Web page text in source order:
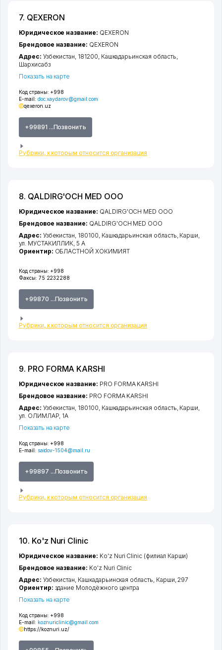
7. QEXERON
Код страны: +998
E-mail: doc.xaydarov@gmail.com
qexeron.uz
+99891 ...Позвонить
Рубрики, к которым относится организация
Юридическое название: QEXERON
Брендовое название: QEXERON
Адрес: Узбекистан, 181200, Кашкадарьинская область,
Шархисабз
Показать на карте
8. QALDIRG'OCH MED ООО
Код страны: +998
Факсы: 75 2232288
+99870 ...Позвонить
Рубрики, к которым относится организация
Юридическое название: QALDIRG'OCH MED ООО
Брендовое название: QALDIRG'OCH MED ООО
Адрес: Узбекистан, 180100, Кашкадарьинская область, Карши,
ул. МУСТАКИЛЛИК, 5 А
Ориентир: ОБЛАСТНОЙ ХОКИМИЯТ
9. PRO FORMA KARSHI
Код страны: +998
E-mail: saidov-1504@mail.ru
+99897 ...Позвонить
Рубрики, к которым относится организация
Юридическое название: PRO FORMA KARSHI
Брендовое название: PRO FORMA KARSHI
Адрес: Узбекистан, 180100, Кашкадарьинская область Карши
ул. ОЛИМЛАР , 1А
Показать на карте
10. Ko'z Nuri Clinic
Код страны: +998
E-mail: koznuriclinic@gmail.com
https://koznuri.uz/
Юридическое название: Ko'z Nuri Clinic (филиал Карши)
Брендовое название: Ko'z Nuri Clinic
Адрес: Узбекистан, Кашкадарьинская область Карши , 297
Ориентир: здание Молодёжного центра
Показать на карте